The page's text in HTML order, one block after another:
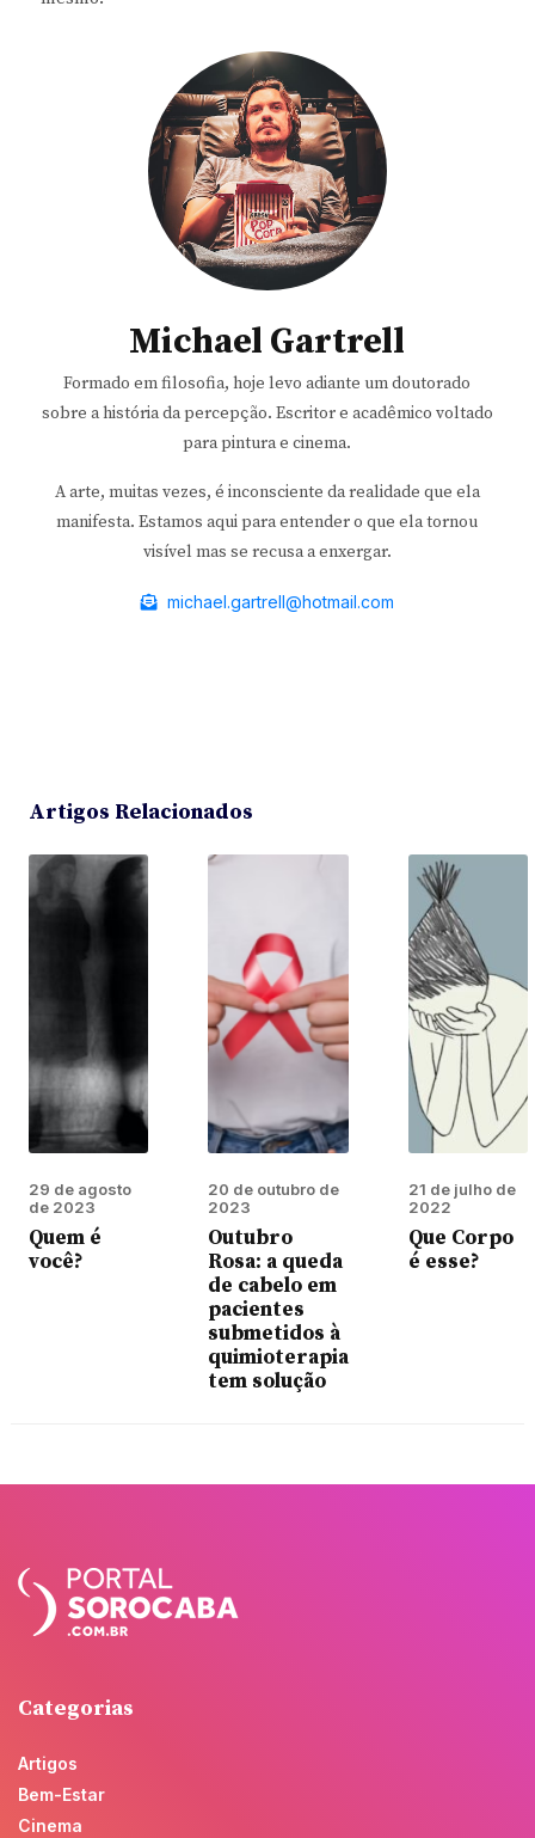
Michael Gartrell
Formado em filosofia, hoje levo adiante um doutorado
sobre a história da percepção. Escritor e acadêmico voltado
para pintura e cinema.
A arte, muitas vezes, é inconsciente da realidade que ela
manifesta. Estamos aqui para entender o que ela tornou
visível mas se recusa a enxergar.
michael.gartrell@hotmail.com
Artigos Relacionados
29 de agosto
de 2023
Quem é
você?
20 de outubro de
2023
Outubro
Rosa: a queda
de cabelo em
pacientes
submetidos à
quimioterapia
tem solução
21 de julho de
2022
Que Corpo
é esse?
Categorias
Artigos
Bem-Estar
Cinema